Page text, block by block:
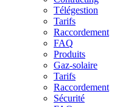
Télégestion
Tarifs
Raccordement
FAQ
Produits
Gaz-solaire
Tarifs
Raccordement
Sécurité